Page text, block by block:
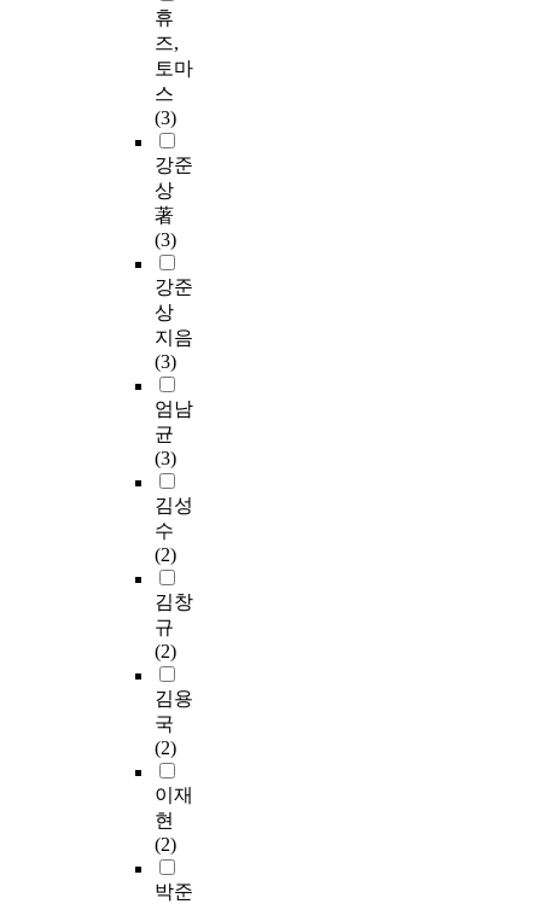
휴
즈,
토마
스
(3)
강준
상
著
(3)
강준
상
지음
(3)
엄남
균
(3)
김성
수
(2)
김창
규
(2)
김용
국
(2)
이재
현
(2)
박준